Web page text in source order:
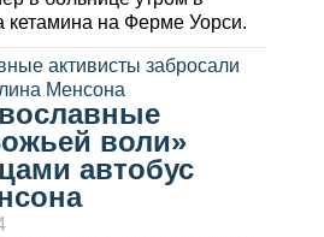
кетамина на Ферме Уорси.
воли»
автобус